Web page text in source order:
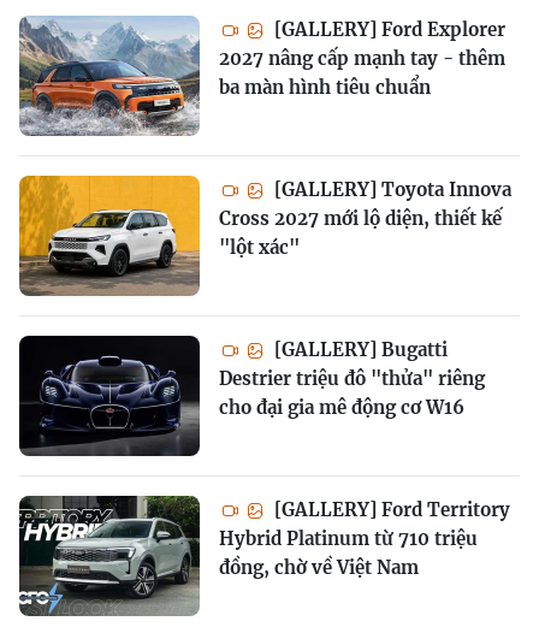
[GALLERY] Ford Explorer
2027 nâng cấp mạnh tay - thêm
ba màn hình tiêu chuẩn
[GALLERY] Toyota Innova
Cross 2027 mới lộ diện, thiết kế
"lột xác"
[GALLERY] Bugatti
Destrier triệu đô "thửa" riêng
cho đại gia mê động cơ W16
[GALLERY] Ford Territory
Hybrid Platinum từ 710 triệu
đồng, chờ về Việt Nam